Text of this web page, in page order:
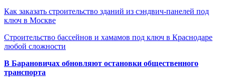
Как заказать строительство зданий из сэндвич-панелей под
ключ в Москве
Строительство бассейнов и хамамов под ключ в Краснодаре
любой сложности
В Барановичах обновляют остановки общественного
транспорта